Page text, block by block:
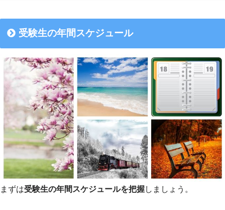
受験生の年間スケジュール
まずは受験生の年間スケジュールを把握しましょう。